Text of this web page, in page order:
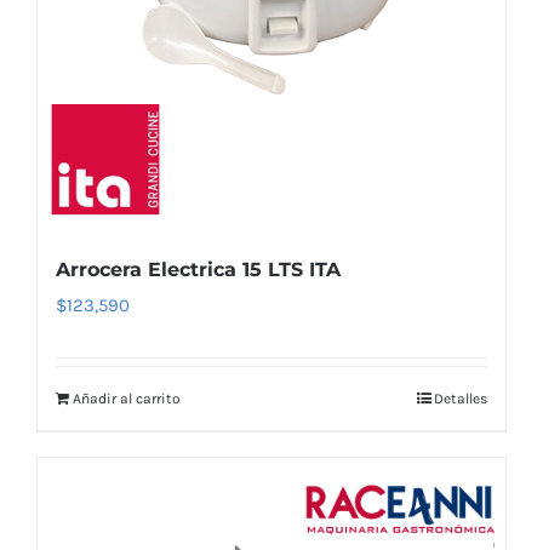
Arrocera Electrica 15 LTS ITA
$123,590
Añadir al carrito Detalles